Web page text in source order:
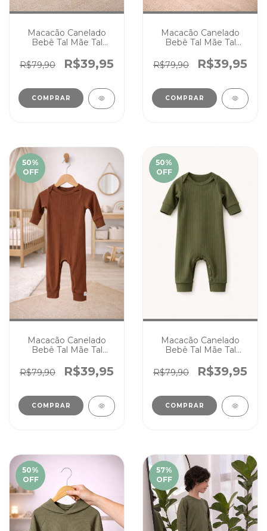
Macacão Canelado
Bebê Tal Mãe Tal
R$79,90
R$39,95
COMPRAR
Macacão Canelado
Bebê Tal Mãe Tal
R$79,90
R$39,95
COMPRAR
50%
OFF
Macacão Canelado
Bebê Tal Mãe Tal
R$79,90
R$39,95
COMPRAR
50%
OFF
Macacão Canelado
Bebê Tal Mãe Tal
R$79,90
R$39,95
COMPRAR
50%
OFF
57%
OFF